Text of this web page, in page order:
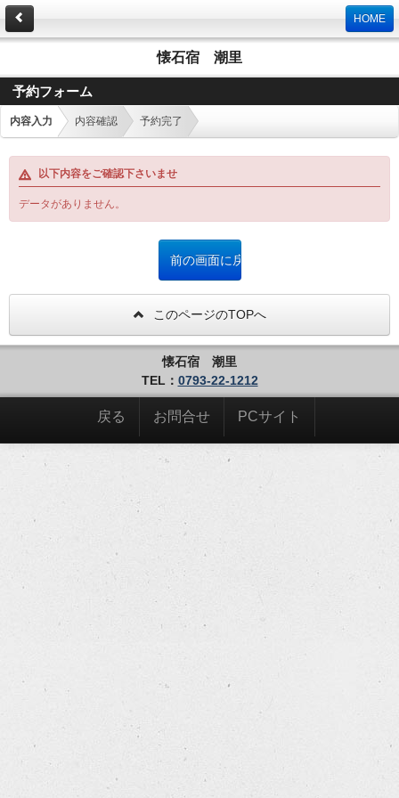
HOME
懐石宿 潮里
予約フォーム
内容入力 内容確認 予約完了
以下内容をご確認下さいませ
データがありません。
このページのTOPへ
懐石宿 潮里
TEL： 0793-22-1212
戻る お問合せ PCサイト